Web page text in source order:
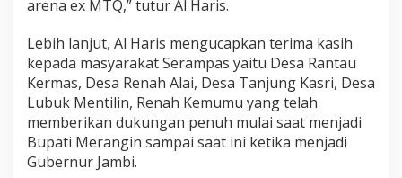
arena ex MTQ,” tutur Al Haris.
Lebih lanjut, Al Haris mengucapkan terima kasih
kepada masyarakat Serampas yaitu Desa Rantau
Kermas, Desa Renah Alai, Desa Tanjung Kasri, Desa
Lubuk Mentilin, Renah Kemumu yang telah
memberikan dukungan penuh mulai saat menjadi
Bupati Merangin sampai saat ini ketika menjadi
Gubernur Jambi.